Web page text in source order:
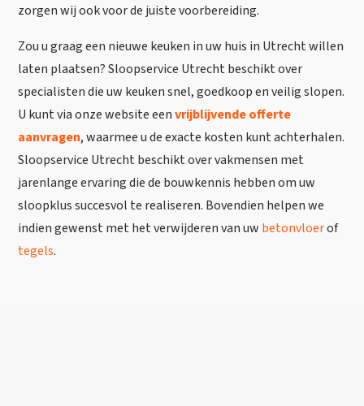
zorgen wij ook voor de juiste voorbereiding.
Zou u graag een nieuwe keuken in uw huis in Utrecht willen
laten plaatsen? Sloopservice Utrecht beschikt over
specialisten die uw keuken snel, goedkoop en veilig slopen.
U kunt via onze website eenvrijblijvende offerte
aanvragen, waarmee u de exacte kosten kunt achterhalen.
Sloopservice Utrecht beschikt over vakmensen met
jarenlange ervaring die de bouwkennis hebben om uw
sloopklus succesvol te realiseren. Bovendien helpen we
indien gewenst met het verwijderen van uw betonvloerof
tegels.